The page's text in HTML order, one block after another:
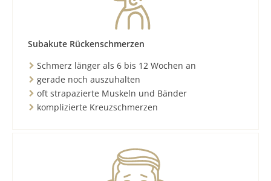
Subakute Rückenschmerzen
Schmerz länger als 6 bis 12 Wochen an
gerade noch auszuhalten
oft strapazierte Muskeln und Bänder
komplizierte Kreuzschmerzen